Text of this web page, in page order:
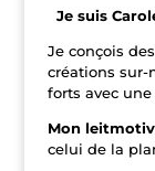
Je suis
Je conçois
créations sur-
forts avec
Mon
celui de la